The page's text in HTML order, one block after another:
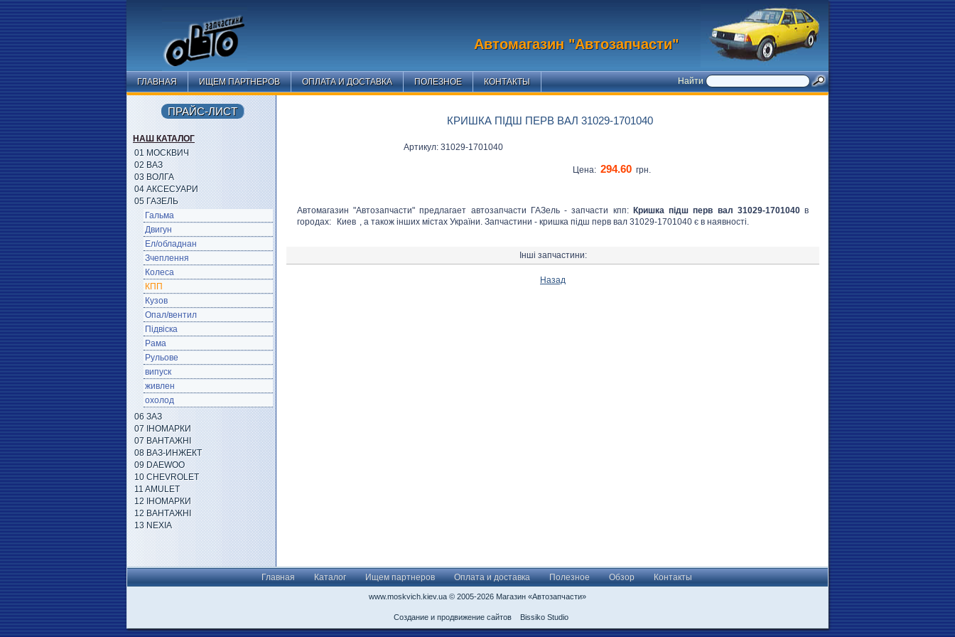
Автомагазин "Автозапчасти"
ГЛАВНАЯ ИЩЕМ ПАРТНЕРОВ ОПЛАТА И ДОСТАВКА ПОЛЕЗНОЕ КОНТАКТЫ Найти
КРИШКА ПІДШ ПЕРВ ВАЛ 31029-1701040
Артикул: 31029-1701040
Цена: 294.60 грн.
Автомагазин "Автозапчасти" предлагает автозапчасти ГАЗель - запчасти кпп: Кришка підш перв вал 31029-1701040в
городах:
Киев , а також інших містах України. Запчастини - кришка підш перв вал 31029-1701040 є в наявності.
Інші запчастини:
Назад
ПРАЙС-ЛИСТ
НАШ КАТАЛОГ
01 МОСКВИЧ
02 ВАЗ
03 ВОЛГА
04 АКСЕСУАРИ
05 ГАЗЕЛЬ
Гальма
Двигун
Ел/обладнан
Зчеплення
Колеса
КПП
Кузов
Опал/вентил
Підвіска
Рама
Рульове
випуск
живлен
охолод
06 ЗАЗ
07 ІНОМАРКИ
07 ВАНТАЖНІ
08 ВАЗ-ИНЖЕКТ
09 DAEWOO
10 CHEVROLET
11 AMULET
12 ІНОМАРКИ
12 ВАНТАЖНІ
13 NEXIA
Главная Каталог Ищем партнеров Оплата и доставка Полезное Обзор Контакты
www.moskvich.kiev.ua © 2005-2026 Магазин «Автозапчасти»
Создание и продвижение сайтов Bissiko Studio